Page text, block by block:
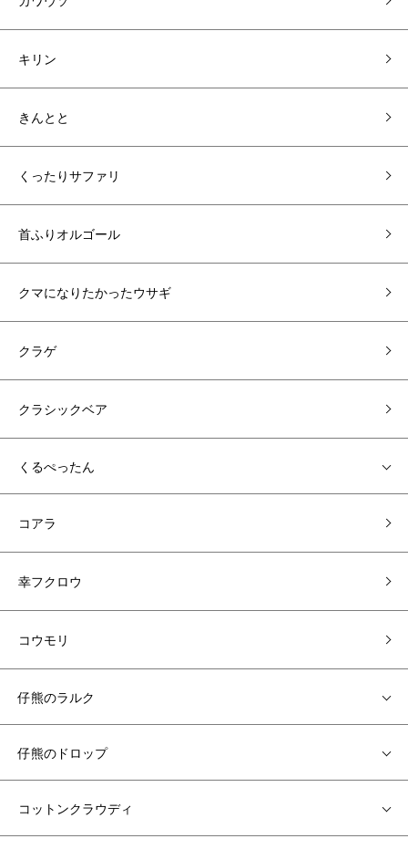
キリン
きんとと
くったりサファリ
首ふりオルゴール
クマになりたかったウサギ
クラゲ
クラシックベア
くるぺったん
コアラ
幸フクロウ
コウモリ
仔熊のラルク
仔熊のドロップ
コットンクラウディ